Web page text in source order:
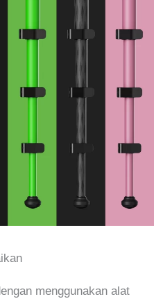
menggunakan alat